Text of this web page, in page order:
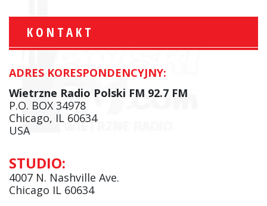
KONTAKT
ADRES KORESPONDENCYJNY:
Wietrzne Radio Polski FM 92.7 FM
P.O. BOX 34978
Chicago, IL 60634
USA
STUDIO:
4007 N. Nashville Ave.
Chicago IL 60634